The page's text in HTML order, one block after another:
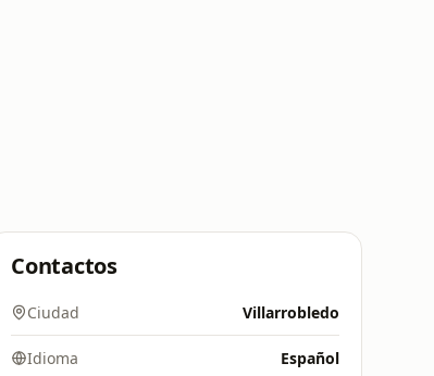
Contactos
Ciudad Villarrobledo
Idioma Español